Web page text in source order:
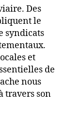
Des
le
syndicats
et
de
nous
travers son